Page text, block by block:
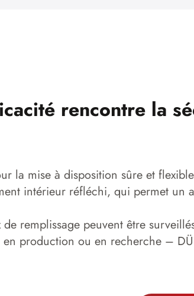
rencontre la
la mise à disposition sûre et
intérieur réfléchi, qui permet un
remplissage peuvent être
production ou en recherche –